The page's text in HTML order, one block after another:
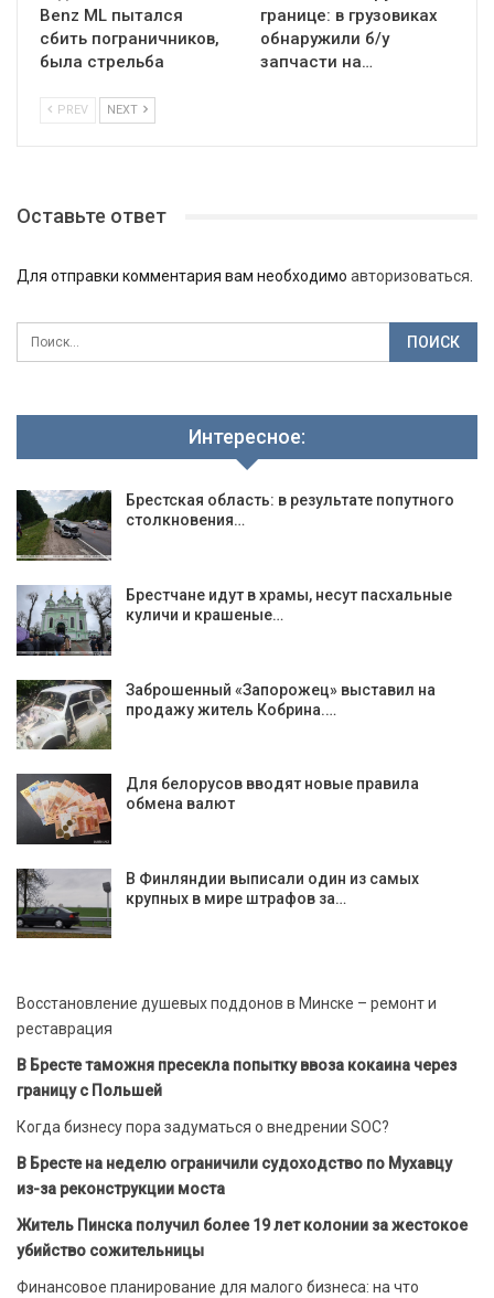
Benz ML пытался
сбить пограничников,
была стрельба
границе: в грузовиках
обнаружили б/у
запчасти на…
PREV NEXT
Оставьте ответ
Для отправки комментария вам необходимо авторизоваться.
Интересное:
Брестская область: в результате попутного
столкновения…
Брестчане идут в храмы, несут пасхальные
куличи и крашеные…
Заброшенный «Запорожец» выставил на
продажу житель Кобрина.…
Для белорусов вводят новые правила
обмена валют
В Финляндии выписали один из самых
крупных в мире штрафов за…
Восстановление душевых поддонов в Минске – ремонт и
реставрация
В Бресте таможня пресекла попытку ввоза кокаина через
границу с Польшей
Когда бизнесу пора задуматься о внедрении SOC?
В Бресте на неделю ограничили судоходство по Мухавцу
из-за реконструкции моста
Житель Пинска получил более 19 лет колонии за жестокое
убийство сожительницы
Финансовое планирование для малого бизнеса: на что